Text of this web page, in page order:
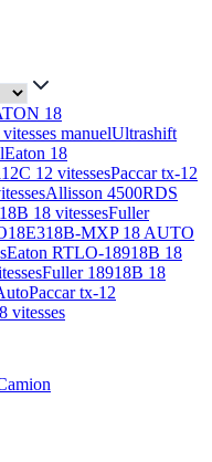
18
manuelUltrashift
Eaton 18
12 vitessesPaccar tx-12
Allisson 4500RDS
18 vitessesFuller
MXP 18 AUTO
Eaton RTLO-18918B 18
Fuller 18918B 18
Paccar tx-12
vitesses